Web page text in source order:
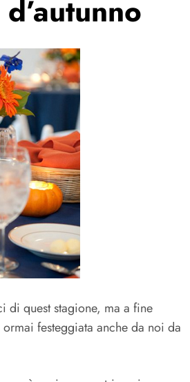
quest stagione, ma a fine
festeggiata anche da noi da